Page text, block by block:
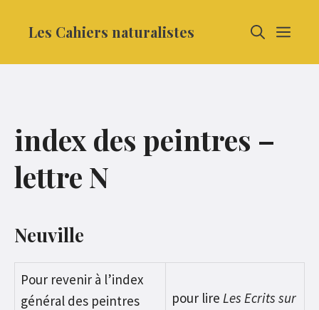
Les Cahiers naturalistes
index des peintres –
lettre N
Neuville
Pour revenir à l’index
général des peintres
pour lire Les Ecrits sur